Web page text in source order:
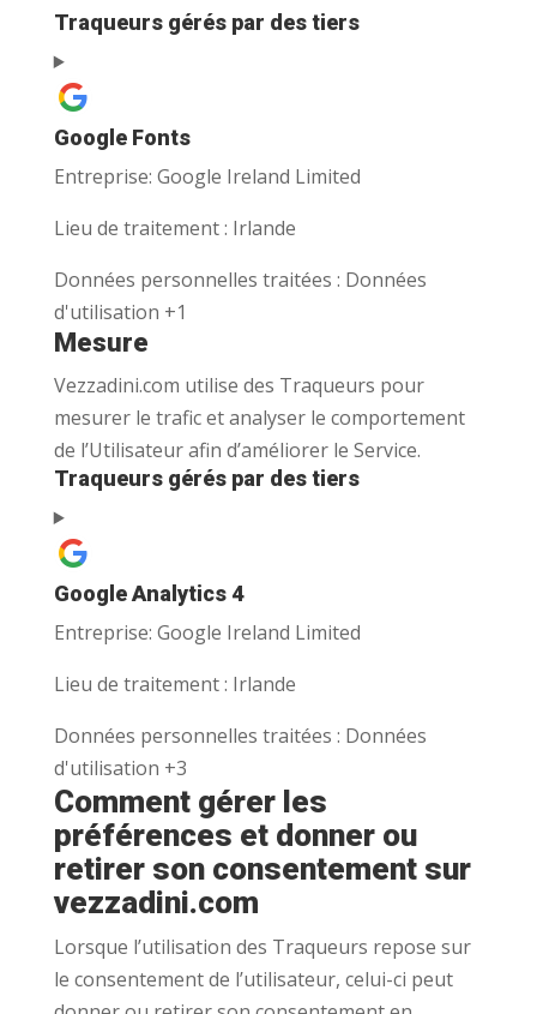
Traqueurs gérés par des tiers
Google Fonts
Entreprise: Google Ireland Limited
Lieu de traitement : Irlande
Données personnelles traitées : Données
d'utilisation +1
Mesure
Vezzadini.com utilise des Traqueurs pour
mesurer le trafic et analyser le comportement
de l’Utilisateur afin d’améliorer le Service.
Traqueurs gérés par des tiers
Google Analytics 4
Entreprise: Google Ireland Limited
Lieu de traitement : Irlande
Données personnelles traitées : Données
d'utilisation +3
Comment gérer les
préférences et donner ou
retirer son consentement sur
vezzadini.com
Lorsque l’utilisation des Traqueurs repose sur
le consentement de l’utilisateur, celui-ci peut